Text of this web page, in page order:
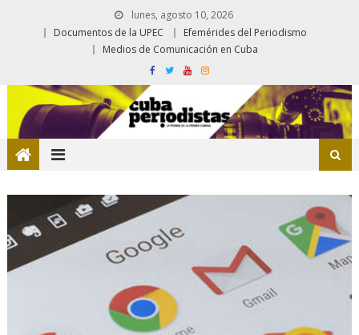
lunes, agosto 10, 2026
Documentos de la UPEC
Efemérides del Periodismo
Medios de Comunicación en Cuba